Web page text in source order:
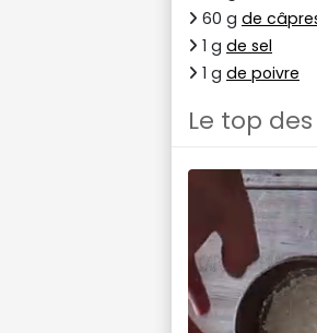
60 g de
1 g de sel
1 g de poivre
Le top